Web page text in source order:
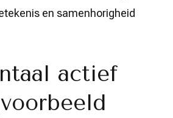
en samenhorigheid
actief